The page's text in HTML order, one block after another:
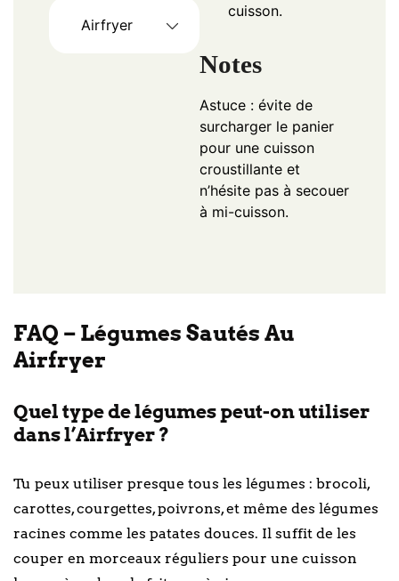
Airfryer
cuisson.
Notes
Astuce : évite de
surcharger le panier
pour une cuisson
croustillante et
n’hésite pas à secouer
à mi-cuisson.
FAQ – Légumes Sautés Au
Airfryer
Quel type de légumes peut-on utiliser
dans l’Airfryer ?
Tu peux utiliser presque tous les légumes : brocoli,
carottes, courgettes, poivrons, et même des légumes
racines comme les patates douces. Il suffit de les
couper en morceaux réguliers pour une cuisson